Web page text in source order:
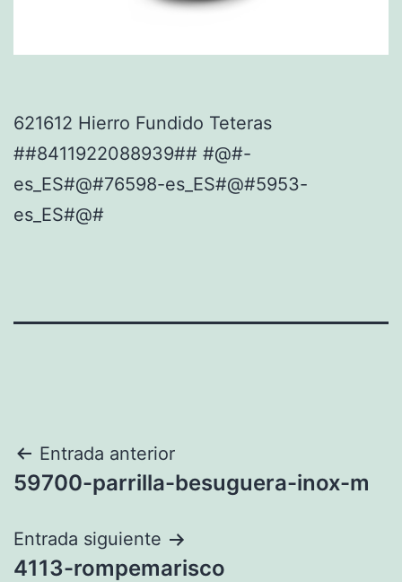
621612 Hierro Fundido Teteras
##8411922088939## #@#-
es_ES#@#76598-es_ES#@#5953-
es_ES#@#
Navegación
de
entradas
Entrada anterior
59700-parrilla-besuguera-inox-m
Entrada siguiente
4113-rompemarisco